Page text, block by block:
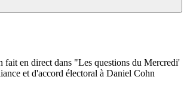
fait en direct dans "Les questions du Mercredi'
et d'accord électoral à Daniel Cohn